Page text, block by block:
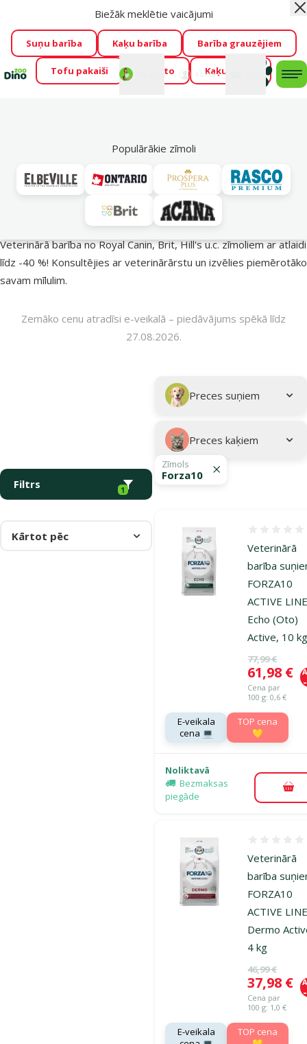
Visu mēnesi Dino Zoo piedāvā lieliskas cenas mīluļu TOP
barībām! 🍖→Skatīt piedāvājumu!
Fotokonkurss “GADA ŪSAIŅI”!
Varbūt tieši Tavs mīlulis
būs 2027. gada zvaigzne
→Piedalīties
Mans
konts
Biežāk meklētie vaicājumi
Suņu barība Kaķu barība Barība grauzējiem
Tofu pakaiši Foresto Kaķu mājas
Populārākie zīmoli
Veterinārā barība – Izdevīgi!
Veterinārā barība no Royal Canin, Brit, Hill's u.c. zīmoliem ar atlaidi
līdz -40 %! Konsultējies ar veterinārārstu un izvēlies piemērotāko
savam mīlulim.
Zemāko cenu atradīsi e-veikalā – piedāvājums spēkā līdz
27.08.2026.
Apakškategorija
Preces suņiem
Preces kaķiem
Filtrs 1
Zīmols
Forza10
Kārtot pēc
Veterinārā
barība
FORZA10
ACTIVE
Echo (Oto)
Active, 10
Oriģinālā
77,99 €
Cena
61,98 €
Cena par
100 g: 0,6 €
E-veikala
cena 💻
TOP cena
💛
Noliktavā
Bezmaksas
piegāde
Veterinārā
barība
FORZA10
ACTIVE
Dermo
4 kg
Oriģinālā
46,99 €
Cena
37,98 €
Cena par
100 g: 1,0 €
E-veikala
TOP cena